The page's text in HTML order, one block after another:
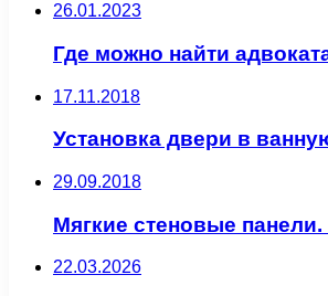
26.01.2023
Где можно найти
17.11.2018
Установка двери в
29.09.2018
Мягкие стеновые
22.03.2026